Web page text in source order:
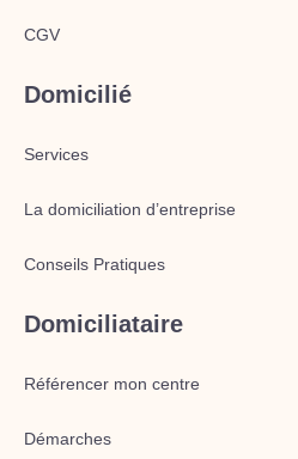
CGV
Domicilié
Services
La domiciliation d’entreprise
Conseils Pratiques
Domiciliataire
Référencer mon centre
Démarches